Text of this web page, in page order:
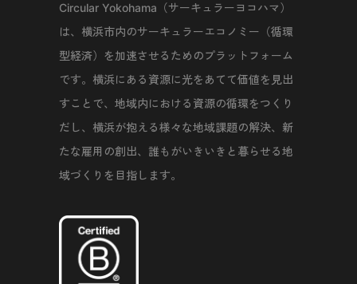
Circular Yokohama（サーキュラーヨコハマ）
は、横浜市内のサーキュラーエコノミー（循環
型経済）を加速させるためのプラットフォーム
です。横浜にある資源に光をあてて価値を見出
すことで、地域内における資源の循環をつくり
だし、横浜が抱える様々な地域課題の解決、新
たな雇用の創出、誰もがいきいきと暮らせる地
域づくりを目指します。